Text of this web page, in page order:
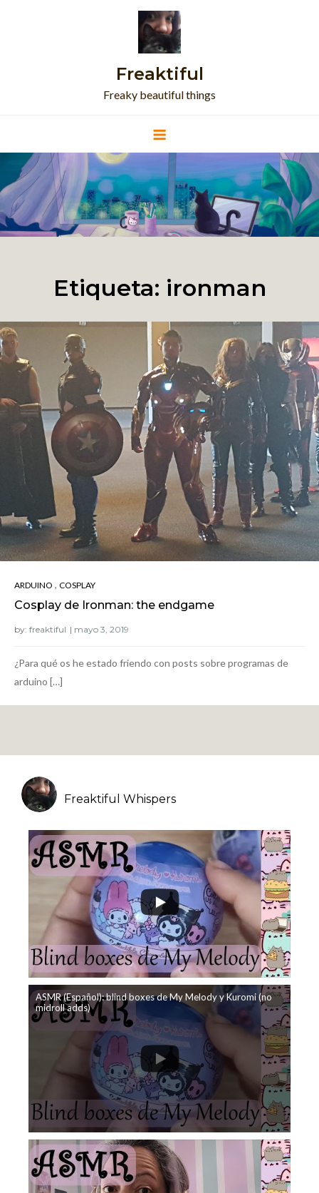
Freaktiful
Freaky beautiful things
Etiqueta: ironman
ARDUINO , COSPLAY
Cosplay de Ironman: the endgame
by: freaktiful
¿Para qué os he estado friendo con posts sobre programas de
arduino […]
Freaktiful Whispers
ASMR (Español): blind boxes de My Melody y Kuromi (no
midroll adds)